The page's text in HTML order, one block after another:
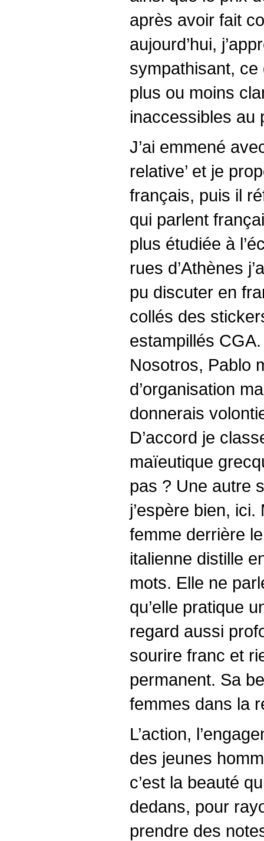
après avoir fait
aujourd’hui,
sympathisant,
plus ou moins
inaccessibles au
J’ai emmené
relative’ et je
français, puis il
qui parlent
plus étudiée à
rues d’Athènes
pu discuter en
collés des
estampillés
Nosotros, Pablo
d’organisation
donnerais
D’accord je
maïeutique
pas ? Une autre
j’espère bien,
femme derrière
italienne distille
mots. Elle ne
qu’elle pratique
regard aussi
sourire franc et
permanent. Sa
femmes dans la
L’action,
des jeunes
c’est la beauté
dedans, pour
prendre des